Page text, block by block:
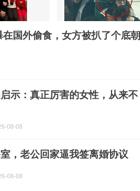
国外偷食，女方被扒了个底朝
示：真正厉害的女性，从来不
08-08
，老公回家逼我签离婚协议
08-08